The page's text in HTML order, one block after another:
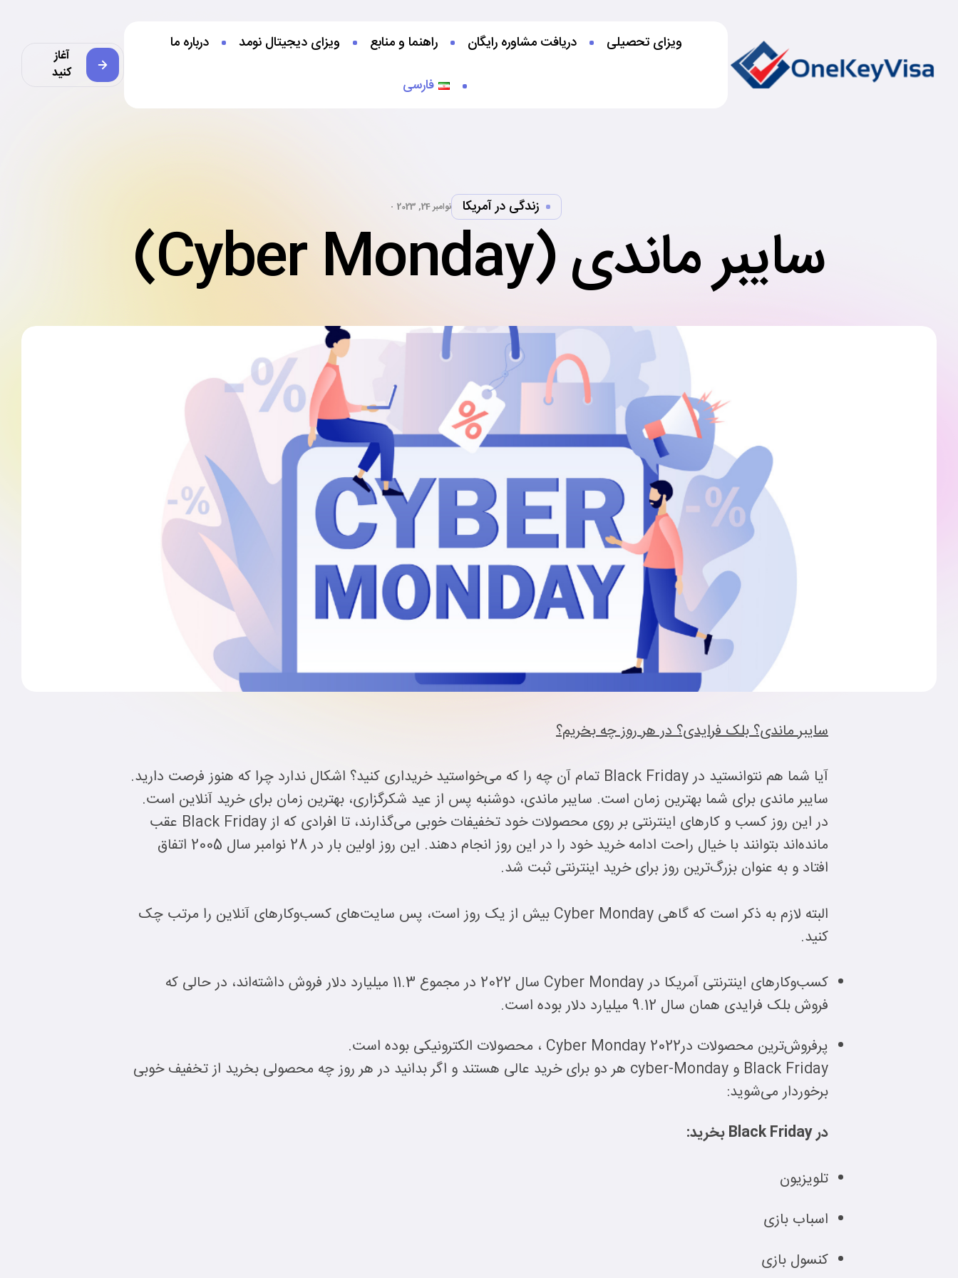
ویزای تحصیلی‌ دریافت مشاوره رایگان راهنما و منابع ویزای دیجیتال نومد
درباره ما
فارسی
آغاز
کنید
زندگی در آمریکا نوامبر 24, 2023
سایبر ماندی (Cyber Monday)
سایبر ماندی؟ بلک فرایدی؟ در هر روز چه بخریم؟
آیا شما هم نتوانستید در Black Friday تمام آن چه را که می‌خواستید خریداری کنید؟ اشکال ندارد چرا که هنوز فرصت دارید.
سایبر ماندی برای شما بهترین زمان است. سایبر ماندی، دوشنبه‌ پس از عید شکرگزاری، بهترین زمان برای خرید آنلاین است.
در این روز کسب ‌و کارهای اینترنتی بر روی محصولات خود تخفیفات خوبی می‌گذارند، تا افرادی که از Black Friday عقب‌
مانده‌اند بتوانند با خیال راحت ادامه‌ خرید خود را در این روز انجام دهند. این روز اولین بار در 28 نوامبر سال 2005 اتفاق
افتاد و به عنوان بزرگ‌ترین روز برای خرید اینترنتی ثبت شد.
البته لازم به ذکر است که گاهی Cyber Monday بیش از یک روز است، پس سایت‌های کسب‌وکارهای آنلاین را مرتب چک
کنید.
کسب‌وکارهای اینترنتی آمریکا در Cyber Monday سال 2022 در مجموع 11.3 میلیارد دلار فروش داشته‌اند، در حالی که
فروش بلک فرایدی همان سال 9.12 میلیارد دلار بوده است.
پرفروش‌ترین محصولات درCyber Monday 2022 ، محصولات الکترونیکی بوده است.
Black Friday و cyber-Monday هر دو برای خرید عالی هستند و اگر بدانید در هر روز چه محصولی بخرید از تخفیف خوبی
برخوردار می‌شوید:
در Black Friday بخرید:
تلویزیون
اسباب بازی
کنسول بازی